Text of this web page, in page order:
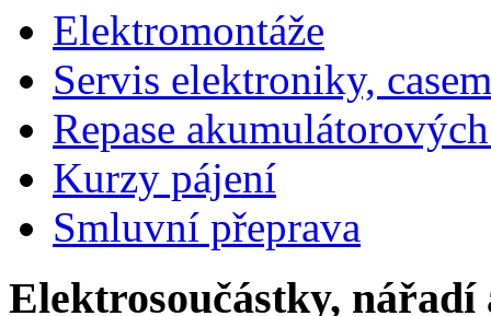
Elektromontáže
Servis elektroniky,
Repase
Kurzy pájení
Smluvní přeprava
Elektrosoučástky, nářadí